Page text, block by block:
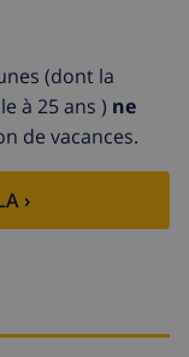
bain
gaz, four à
(dont la
à 25 ans ) ne
de vacances.
›